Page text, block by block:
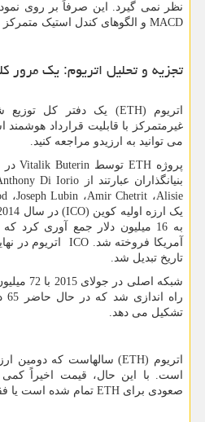
نظر نمی گیرد. این صرفاً بر روی
MACD و الگوهای کندل استیک
تجزیه و تحلیل اتریوم: یک مرور
اتریوم (ETH) یک دفتر کل توزیع
غیرمتمرکز با قابلیت قرارداد
می توانید به ارزیدو مراجعه کنید.
پروژه ETHتوسط Vitalik Buterin
بنیانگذاران عبارتند از Di Iorio
Alisie، Amir Chetrit، Joseph Lubin،
یک ارزه اولیه کوین (ICO) در سال 2014 اتفاق افتاد و این
آمریکا فروخته شد.ICO
اتریوم در
تاریخ تبدیل شد.
شبکه
تشکیل می دهد.
اتریوم (ETH) سالهاست که دومین
است. با این حال، قیمت اخیراً کمی
صعودی برای ETH تمام شده است یا